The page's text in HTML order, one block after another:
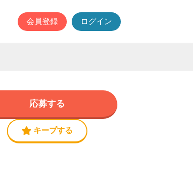
会員登録 ログイン
キープする
応募する